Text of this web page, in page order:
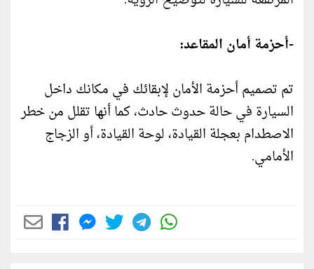
-أحزمة أمان المقاعد:
تم تصميم أحزمة الأمان لإبقائك في مكانك داخل
السيارة في حالة حدوث حادث، كما أنها تقلل من خطر
الاصطدام بعجلة القيادة، لوحة القيادة، أو الزجاج
الأمامي.